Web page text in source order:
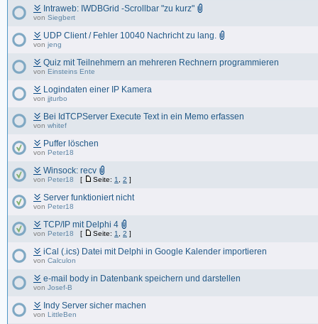
Intraweb: IWDBGrid -Scrollbar "zu kurz"
von Siegbert
UDP Client / Fehler 10040 Nachricht zu lang.
von jeng
Quiz mit Teilnehmern an mehreren Rechnern programmieren
von Einsteins Ente
Logindaten einer IP Kamera
von jjturbo
Bei IdTCPServer Execute Text in ein Memo erfassen
von whitef
Puffer löschen
von Peter18
Winsock: recv
von Peter18 [ Seite: 1 2 ]
Server funktioniert nicht
von Peter18
TCP/IP mit Delphi 4
von Peter18 [ Seite: 1 2 ]
iCal (.ics) Datei mit Delphi in Google Kalender importieren
von Calculon
e-mail body in Datenbank speichern und darstellen
von Josef-B
Indy Server sicher machen
von LittleBen